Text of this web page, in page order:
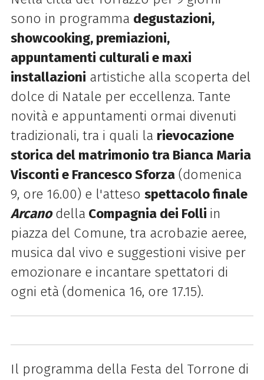
sono in programma degustazioni,
showcooking, premiazioni,
appuntamenti culturali e maxi
installazioni artistiche alla scoperta del
dolce di Natale per eccellenza. Tante
novità e appuntamenti ormai divenuti
tradizionali, tra i quali la rievocazione
storica del matrimonio tra Bianca Maria
Visconti e Francesco Sforza(domenica
9, ore 16.00) e l'atteso spettacolo finale
Arcanodella Compagnia dei Folli in
piazza del Comune, tra acrobazie aeree,
musica dal vivo e suggestioni visive per
emozionare e incantare spettatori di
ogni età (domenica 16, ore 17.15).
Il programma della Festa del Torrone di